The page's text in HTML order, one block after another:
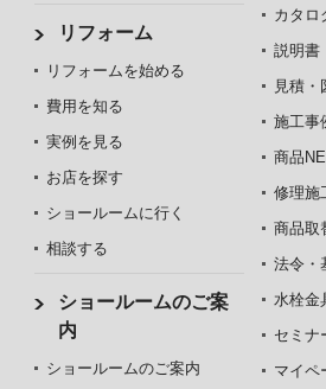
リフォーム
リフォームを始める
費用を知る
実例を見る
お店を探す
ショールームに行く
相談する
ショールームのご案
内
ショールームのご案内
カタロ
説明書
見積・
施工事
商品
修理施
商品取
法令・
水栓金
セミナ
マイペ